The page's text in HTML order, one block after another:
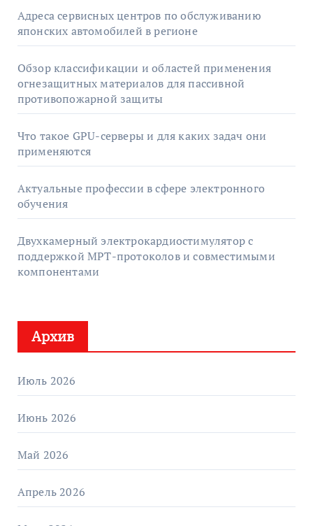
Адреса сервисных центров по обслуживанию
японских автомобилей в регионе
Обзор классификации и областей применения
огнезащитных материалов для пассивной
противопожарной защиты
Что такое GPU-серверы и для каких задач они
применяются
Актуальные профессии в сфере электронного
обучения
Двухкамерный электрокардиостимулятор с
поддержкой МРТ-протоколов и совместимыми
компонентами
Архив
Июль 2026
Июнь 2026
Май 2026
Апрель 2026